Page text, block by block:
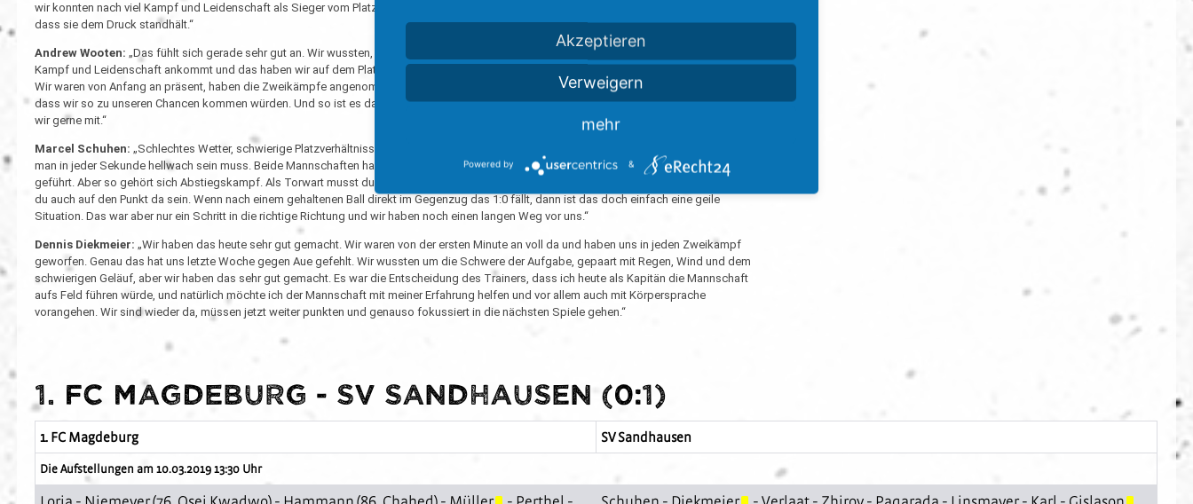
wir konnten nach viel Kampf und Leidenschaft als Sieger vom Platz gehen. Die Mannschaft hat heute ein Lebenszeichen gesetzt und bewiesen,
dass sie dem Druck standhält.“
Andrew Wooten: „Das fühlt sich gerade sehr gut an. Wir wussten, dass das ein schweres Spiel wird. Wir wussten aber auch, dass es heute auf
Kampf und Leidenschaft ankommt und das haben wir auf dem Platz umgesetzt. Deshalb haben wir aus meiner Sicht auch verdient gewonnen.
Wir waren von Anfang an präsent, haben die Zweikämpfe angenommen und auch gewonnen. So sind wir ins Spiel gekommen und wir wussten,
dass wir so zu unseren Chancen kommen würden. Und so ist es dann ja auch gekommen. Das war ein dreckiger Arbeitssieg. Aber den nehmen
wir gerne mit.“
Marcel Schuhen: „Schlechtes Wetter, schwierige Platzverhältnisse, totale Auswärtsatmosphäre – das war heute eines dieser Spiele, in denen
man in jeder Sekunde hellwach sein muss. Beide Mannschaften haben ohne viel Risiko mit vielen langen Bällen agiert und viele Zweikämpfe
geführt. Aber so gehört sich Abstiegskampf. Als Torwart musst du auf die Momente gefasst sein, in denen du gebraucht wirst, und dann musst
du auch auf den Punkt da sein. Wenn nach einem gehaltenen Ball direkt im Gegenzug das 1:0 fällt, dann ist das doch einfach eine geile
Situation. Das war aber nur ein Schritt in die richtige Richtung und wir haben noch einen langen Weg vor uns.“
Dennis Diekmeier: „Wir haben das heute sehr gut gemacht. Wir waren von der ersten Minute an voll da und haben uns in jeden Zweikampf
geworfen. Genau das hat uns letzte Woche gegen Aue gefehlt. Wir wussten um die Schwere der Aufgabe, gepaart mit Regen, Wind und dem
schwierigen Geläuf, aber wir haben das sehr gut gemacht. Es war die Entscheidung des Trainers, dass ich heute als Kapitän die Mannschaft
aufs Feld führen würde, und natürlich möchte ich der Mannschaft mit meiner Erfahrung helfen und vor allem auch mit Körpersprache
vorangehen. Wir sind wieder da, müssen jetzt weiter punkten und genauso fokussiert in die nächsten Spiele gehen.“
1. FC Magdeburg - SV Sandhausen (0:1)
1. FC Magdeburg SV Sandhausen
Die Aufstellungen am 10.03.2019 13:30 Uhr
Akzeptieren
Verweigern
mehr
Powered by &